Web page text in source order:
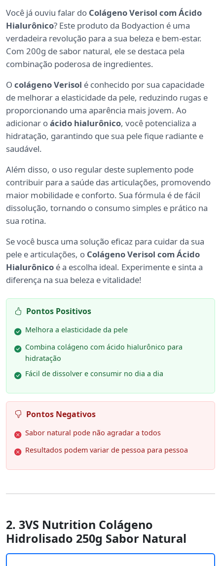
Você já ouviu falar do Colágeno Verisol com Ácido
Hialurônico? Este produto da Bodyaction é uma
verdadeira revolução para a sua beleza e bem-estar.
Com 200g de sabor natural, ele se destaca pela
combinação poderosa de ingredientes.
O colágeno Verisol é conhecido por sua capacidade
de melhorar a elasticidade da pele, reduzindo rugas e
proporcionando uma aparência mais jovem. Ao
adicionar oácido hialurônico, você potencializa a
hidratação, garantindo que sua pele fique radiante e
saudável.
Além disso, o uso regular deste suplemento pode
contribuir para a saúde das articulações, promovendo
maior mobilidade e conforto. Sua fórmula é de fácil
dissolução, tornando o consumo simples e prático na
sua rotina.
Se você busca uma solução eficaz para cuidar da sua
pele e articulações, o Colágeno Verisol com Ácido
Hialurônico é a escolha ideal. Experimente e sinta a
diferença na sua beleza e vitalidade!
Pontos Positivos
Melhora a elasticidade da pele
Combina colágeno com ácido hialurônico para
hidratação
Fácil de dissolver e consumir no dia a dia
Pontos Negativos
Sabor natural pode não agradar a todos
Resultados podem variar de pessoa para pessoa
2. 3VS Nutrition Colágeno
Hidrolisado 250g Sabor Natural